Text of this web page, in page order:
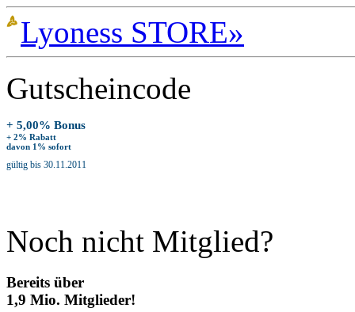
Lyoness STORE»
Gutscheincode
+ 5,00% Bonus
+ 2% Rabatt
davon 1% sofort
gültig bis 30.11.2011
Noch nicht Mitglied?
Bereits über
1,9 Mio. Mitglieder!